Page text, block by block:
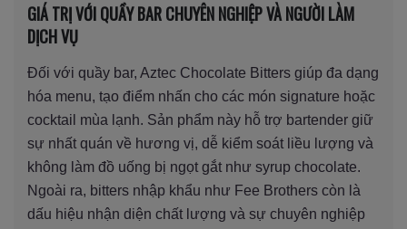
GIÁ TRỊ VỚI QUẦY BAR CHUYÊN NGHIỆP VÀ NGƯỜI LÀM
DỊCH VỤ
Đối với quầy bar, Aztec Chocolate Bitters giúp đa dạng
hóa menu, tạo điểm nhấn cho các món signature hoặc
cocktail mùa lạnh. Sản phẩm này hỗ trợ bartender giữ
sự nhất quán về hương vị, dễ kiểm soát liều lượng và
không làm đồ uống bị ngọt gắt như syrup chocolate.
Ngoài ra, bitters nhập khẩu như Fee Brothers còn là
dấu hiệu nhận diện chất lượng và sự chuyên nghiệp